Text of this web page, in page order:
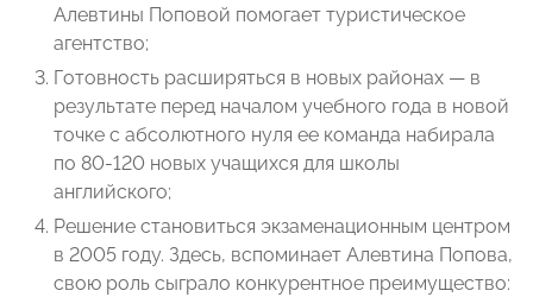
Алевтины Поповой помогает туристическое
агентство;
Готовность расширяться в новых районах — в
результате перед началом учебного года в новой
точке с абсолютного нуля ее команда набирала
по 80-120 новых учащихся для школы
английского;
Решение становиться экзаменационным центром
в 2005 году. Здесь, вспоминает Алевтина Попова,
свою роль сыграло конкурентное преимущество: